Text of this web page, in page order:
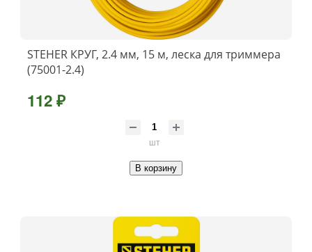
STEHER КРУГ, 2.4 мм, 15 м, леска для триммера
(75001-2.4)
112 ₽
шт
В корзину